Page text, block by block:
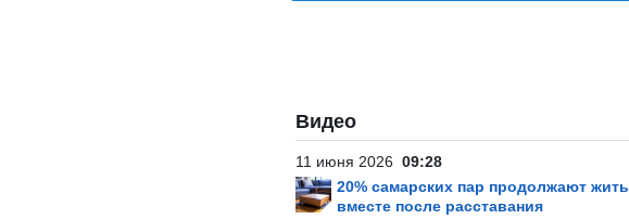
Видео
11 июня 2026 09:28
20% самарских пар продолжают жить
вместе после расставания